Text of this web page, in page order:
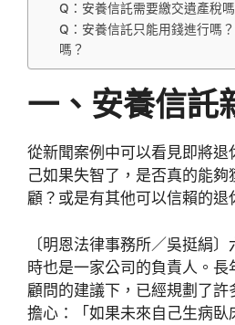
Q：安養信託需要繳交遺產稅嗎
Q：安養信託只能用錢進行嗎
嗎？
一、 安養信託
從新聞案例中可以看見即將退
己如果失智了，是否真的能夠
顧？或是有其他可以信賴的退
〔明恩法律事務所／吳挺絹
時也是一家公司的負責人。
顧問的建議下，已經規劃了許
擔心：「如果未來自己生病臥